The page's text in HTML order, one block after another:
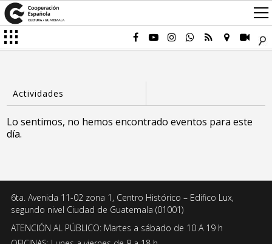
Lo sentimos, no hemos encontrado eventos para este
día.
6ta. Avenida 11-02 zona 1, Centro Histórico – Edifico Lux,
segundo nivel Ciudad de Guatemala (01001)
ATENCIÓN AL PÚBLICO: Martes a sábado de 10 A 19 h